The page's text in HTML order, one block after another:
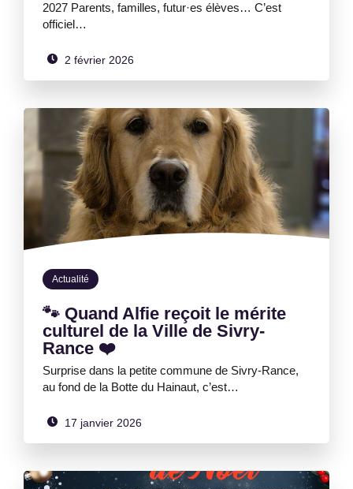
2027 Parents, familles, futur·es élèves… C’est
officiel…
2 février 2026
Actualité
🐾 Quand Alfie reçoit le mérite
culturel de la Ville de Sivry-
Rance ❤️
Surprise dans la petite commune de Sivry-Rance,
au fond de la Botte du Hainaut, c’est…
17 janvier 2026